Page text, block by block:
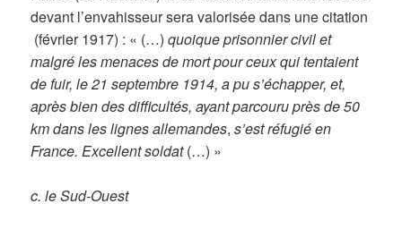
devant l’envahisseur sera valorisée dans une citation
(février 1917) : « (…) quoique prisonnier civil et
malgré les menaces de mort pour ceux qui tentaient
de fuir, le 21 septembre 1914, a pu s’échapper, et,
après bien des difficultés, ayant parcouru près de 50
km dans les lignes allemandes,s’est réfugié en
France. Excellent soldat(…) »
c. le Sud-Ouest